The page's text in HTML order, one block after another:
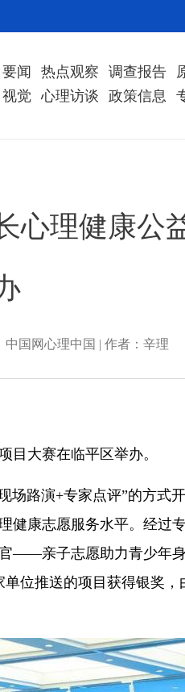
要闻 热点观察 调查报告
视觉 心理访谈 政策信息
心理健康公
中国网心理中国 | 作者：辛理
目大赛在临平区举办。
场路演+专家点评”的方式
健康志愿服务水平。经过
——亲子志愿助力青少年
位推送的项目获得银奖，